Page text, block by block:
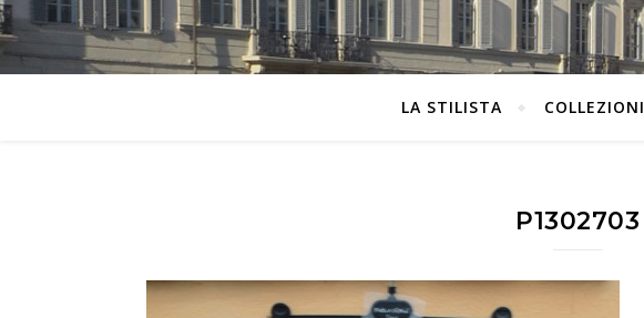
LA STILISTA COLLEZIONI
P1302703